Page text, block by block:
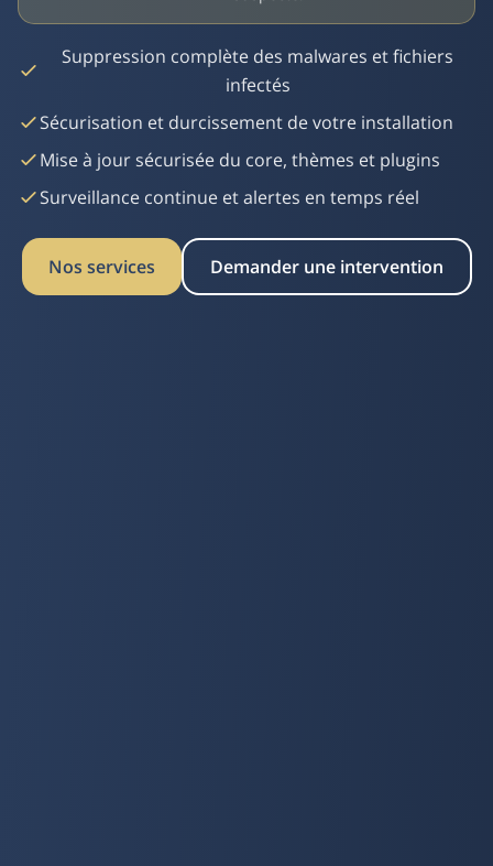
Suppression complète des malwares et fichiers
infectés
Sécurisation et durcissement de votre installation
Mise à jour sécurisée du core, thèmes et plugins
Surveillance continue et alertes en temps réel
Nos services Demander une intervention